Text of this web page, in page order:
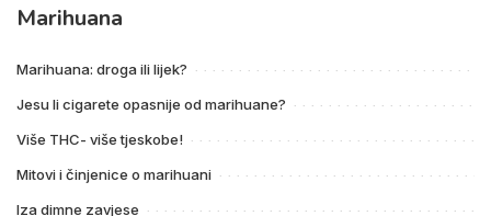
Marihuana
Marihuana: droga ili lijek?
Jesu li cigarete opasnije od marihuane?
Više THC- više tjeskobe!
Mitovi i činjenice o marihuani
Iza dimne zavjese